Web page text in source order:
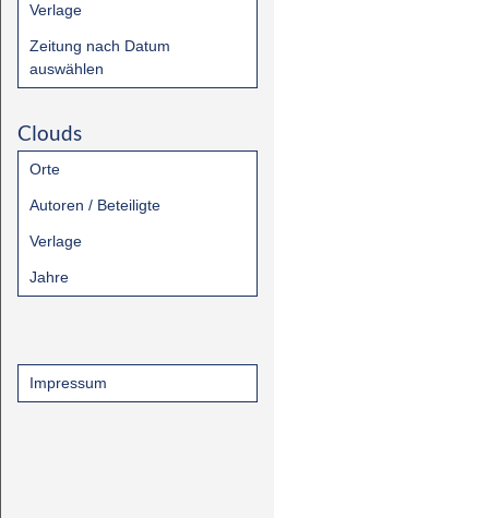
Verlage
Zeitung nach Datum
auswählen
Clouds
Orte
Autoren / Beteiligte
Verlage
Jahre
Impressum